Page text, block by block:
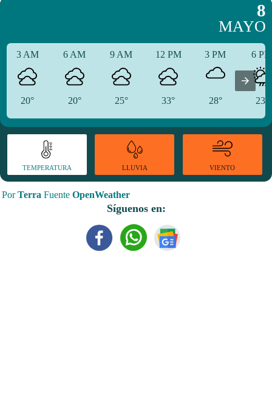
8
MAYO
3 AM
20°
6 AM
20°
9 AM
25°
12 PM
33°
3 PM
28°
6
23°
TEMPERATURA LLUVIA VIENTO
PorTerra Fuente OpenWeather
Síguenos en: